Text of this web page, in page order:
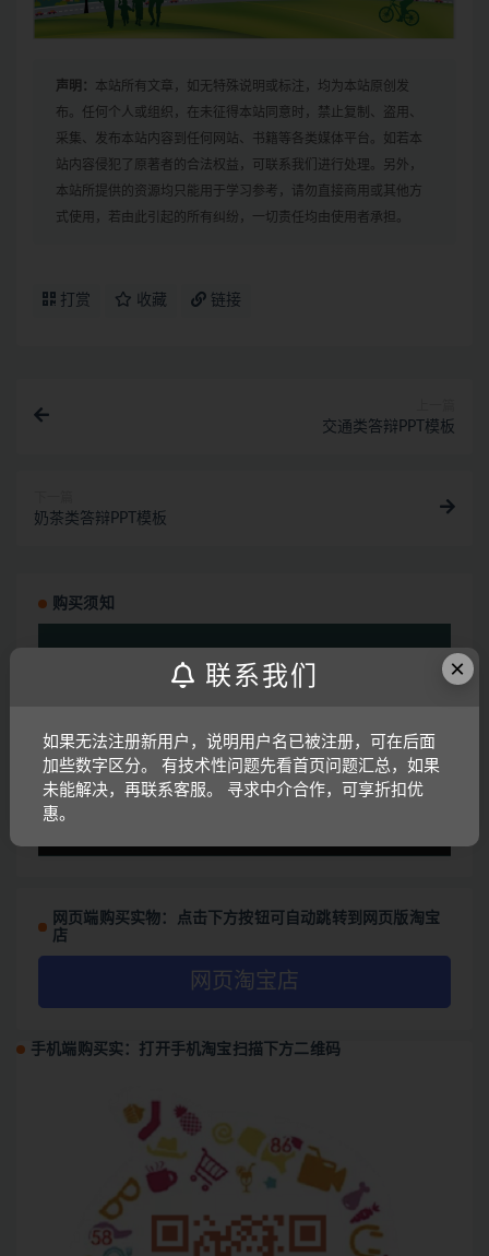
声明： 本站所有文章，如无特殊说明或标注，均为本站原创发
布。任何个人或组织，在未征得本站同意时，禁止复制、盗用、
采集、发布本站内容到任何网站、书籍等各类媒体平台。如若本
站内容侵犯了原著者的合法权益，可联系我们进行处理。另外，
本站所提供的资源均只能用于学习参考，请勿直接商用或其他方
式使用，若由此引起的所有纠纷，一切责任均由使用者承担。
打赏 收藏 链接
交通类答辩PPT模板
奶茶类答辩PPT模板
购买须知
器
网页端购买实物：点击下方按钮可自动跳转到网页版淘宝
店
网页淘宝店
手机端购买实：打开手机淘宝扫描下方二维码
×
联系我们
如果无法注册新用户，说明用户名已被注册，可在后面
加些数字区分。 有技术性问题先看首页问题汇总，如果
未能解决，再联系客服。 寻求中介合作，可享折扣优
惠。